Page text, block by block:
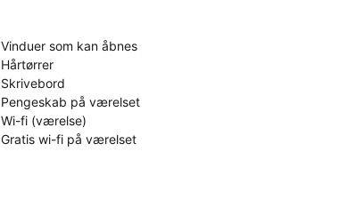
Vinduer som kan åbnes
Hårtørrer
Skrivebord
Pengeskab på værelset
Wi-fi (værelse)
Gratis wi-fi på værelset